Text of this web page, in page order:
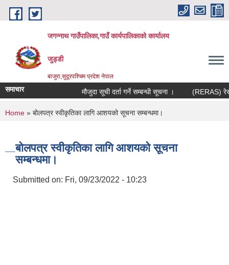
Skip to main content
जगन्नाथ गाउँपालिका,गाउँ कार्यपालिकाको कार्यालय
जुड्डी
बाजुरा,सुदूरपश्चिम प्रदेश नेपाल
समाचार मौजुदा सूची दर्ता गर्ने सम्बन्धी सूचना । (RERAS)
You are here
Home » बोलपत्र स्वीकृतिका लागि आशयको सूचना सम्बन्धमा।
बोलपत्र स्वीकृतिका लागि आशयको सूचना
सम्बन्धमा।
Submitted on: Fri, 09/23/2022 - 10:23